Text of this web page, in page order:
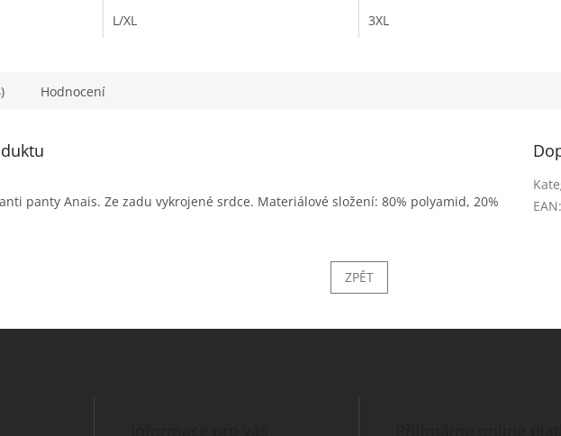
L/XL 3XL
Hodnocení
panty Anais. Ze zadu vykrojené srdce. Materiálové složení: 80% polyamid, 20%
EAN:
ZPĚT